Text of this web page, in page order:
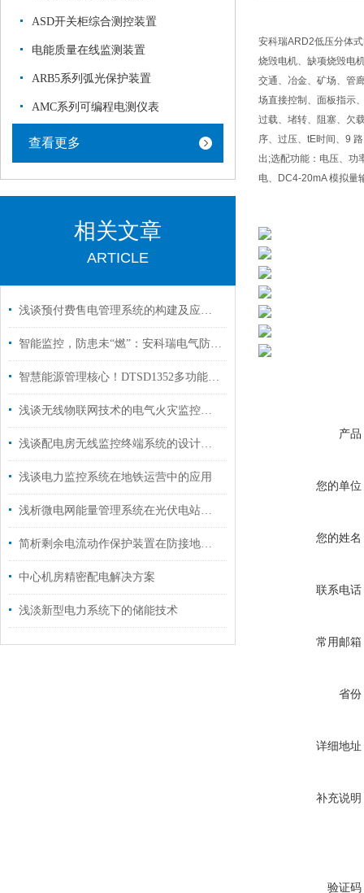
ASD开关柜综合测控装置
电能质量在线监测装置
ARB5系列弧光保护装置
AMC系列可编程电测仪表
查看更多
相关文章
ARTICLE
浅谈预付费售电管理系统的构建及应用基于嵌入式系统的网关在物联网的应用
智能监控，防患未“燃”：安科瑞电气防火保护器保障高校宿舍安全
智慧能源管理核心！DTSD1352多功能电能表高精度仪表重塑工商业储能经济账
浅谈无线物联网技术的电气火灾监控系统设计
浅谈配电房无线监控终端系统的设计和应用
浅谈电力监控系统在地铁运营中的应用
浅析微电网能量管理系统在光伏电站储能的应用
简析剩余电流动作保护装置在防接地短路火灾中的应用
中心机房精密配电解决方案
浅淡新型电力系统下的储能技术
安科瑞ARD2低压分体
烧毁电机、缺项烧毁电
交通、冶金、矿场、管
场直接控制、面板指示
过载、堵转、阻塞、欠
序、过压、tE时间、9
出;选配功能：电压、功
电、DC4-20mA 模拟量
产品
您的单位
您的姓名
联系电话
常用邮箱
省份
详细地址
补充说明
验证码